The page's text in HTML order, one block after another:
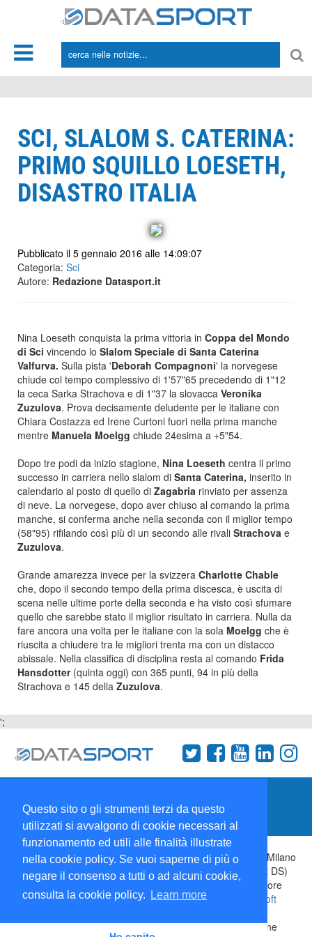
Questo sito o gli strumenti terzi da questo
utilizzati si avvalgono di cookie necessari al
funzionamento ed utili alle finalità illustrate
nella cookie policy. Se vuoi saperne di più o
negare il consenso a tutti o ad alcuni cookie,
consulta la cookie policy.
Learn more
SCI, SLALOM S. CATERINA:
PRIMO SQUILLO LOESETH,
DISASTRO ITALIA
Pubblicato il 5 gennaio 2016 alle 14:09:07
Categoria: Sci
Autore: Redazione Datasport.it
Nina Loeseth conquista la prima vittoria in Coppa del Mondo
di Sci vincendo lo Slalom Speciale di Santa Caterina
Valfurva. Sulla pista 'Deborah Compagnoni' la norvegese
chiude col tempo complessivo di 1'57"65 precedendo di 1"12
la ceca Sarka Strachova e di 1"37 la slovacca Veronika
Zuzulova. Prova decisamente deludente per le italiane con
Chiara Costazza ed Irene Curtoni fuori nella prima manche
mentre Manuela Moelgg chiude 24esima a +5"54.
Dopo tre podi da inizio stagione, Nina Loeseth centra il primo
successo in carriera nello slalom di Santa Caterina, inserito in
calendario al posto di quello di Zagabria rinviato per assenza
di neve. La norvegese, dopo aver chiuso al comando la prima
manche, si conferma anche nella seconda con il miglior tempo
(58"95) rifilando così più di un secondo alle rivali Strachova e
Zuzulova.
Grande amarezza invece per la svizzera Charlotte Chable
che, dopo il secondo tempo della prima discesca, è uscita di
scena nelle ultime porte della seconda e ha visto così sfumare
quello che sarebbe stato il miglior risultato in carriera. Nulla da
fare ancora una volta per le italiane con la sola Moelgg che è
riuscita a chiudere tra le migliori trenta ma con un distacco
abissale. Nella classifica di disciplina resta al comando Frida
Hansdotter(quinta oggi) con 365 punti, 94 in più della
Strachova e 145 della Zuzulova.
';
Collabora con noi
Copyright 1995-2026 © Wise Srl Via Palmanova 8 20132 Milano
Italia - P. IVA 09072090963 | ISSN: 2499-2925 (DataSport DS)
Informazioni e richieste di pubblicità:
| Direttore
Responsabile:Sergio Angelo Chiesa| Developed By:
P-Soft
iscrizione n.173 del 30/03/1985 - www.datasport.it iscrizione